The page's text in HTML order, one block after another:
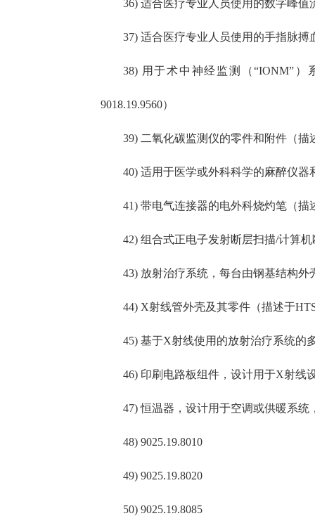
36) 适合医疗专业人员使用的数字峰值
37) 适合医疗专业人员使用的手指脉搏
38) 用于术中神经监测（“IONM”
9018.19.9560）
39) 二氧化碳监测仪的零件和附件（描
40) 适用于医学或外科科学的麻醉仪器
41) 带电气连接器的电外科烧灼笔（描
42) 组合式正电子发射断层扫描/计算
43) 放射治疗系统，每台由钢基结构外
44) X射线管外壳及其零件（描述于
45) 基于X射线使用的放射治疗系统的
46) 印刷电路板组件，设计用于X射线
47) 恒温器，设计用于空调或供暖系统
48) 9025.19.8010
49) 9025.19.8020
50) 9025.19.8085